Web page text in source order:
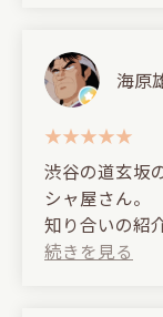
りと寛げまし
▼フレーバー
・コーラ
・ストロベリー
をアイスホー
両フレーバー
ラのアイスホ
り、冷たくシ
▼飲み物
海原
渋谷の道玄坂
シャ屋さん。
知り合いの紹
っちゃオシャ